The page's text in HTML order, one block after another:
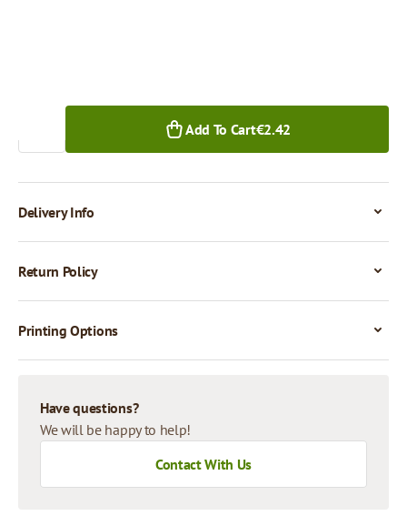
Add To Cart€2.42
Delivery Info
Return Policy
Printing Options
Have questions?
We will be happy to help!
Contact With Us